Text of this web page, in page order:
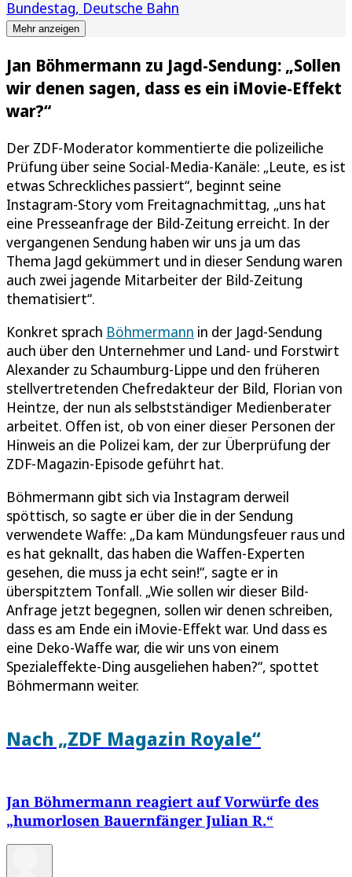
Bundestag Deutsche Bahn
Mehr anzeigen
Jan Böhmermann zu Jagd-Sendung: „Sollen
wir denen sagen, dass es ein iMovie-Effekt
war?“
Der ZDF-Moderator kommentierte die polizeiliche
Prüfung über seine Social-Media-Kanäle: „Leute, es ist
etwas Schreckliches passiert“, beginnt seine
Instagram-Story vom Freitagnachmittag, „uns hat
eine Presseanfrage der Bild-Zeitung erreicht. In der
vergangenen Sendung haben wir uns ja um das
Thema Jagd gekümmert und in dieser Sendung waren
auch zwei jagende Mitarbeiter der Bild-Zeitung
thematisiert“.
Konkret sprach Böhmermann in der Jagd-Sendung
auch über den Unternehmer und Land- und Forstwirt
Alexander zu Schaumburg-Lippe und den früheren
stellvertretenden Chefredakteur der Bild, Florian von
Heintze, der nun als selbstständiger Medienberater
arbeitet. Offen ist, ob von einer dieser Personen der
Hinweis an die Polizei kam, der zur Überprüfung der
ZDF-Magazin-Episode geführt hat.
Böhmermann gibt sich via Instagram derweil
spöttisch, so sagte er über die in der Sendung
verwendete Waffe: „Da kam Mündungsfeuer raus und
es hat geknallt, das haben die Waffen-Experten
gesehen, die muss ja echt sein!“, sagte er in
überspitztem Tonfall. „Wie sollen wir dieser Bild-
Anfrage jetzt begegnen, sollen wir denen schreiben,
dass es am Ende ein iMovie-Effekt war. Und dass es
eine Deko-Waffe war, die wir uns von einem
Spezialeffekte-Ding ausgeliehen haben?“, spottet
Böhmermann weiter.
Nach „ZDF Magazin Royale“
Jan Böhmermann reagiert auf Vorwürfe des
„humorlosen Bauernfänger Julian R.“